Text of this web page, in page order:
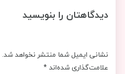
دیدگاهتان را بنویسید
نشانی ایمیل شما منتشر نخواهد شد.
علامت‌گذاری شده‌اند*